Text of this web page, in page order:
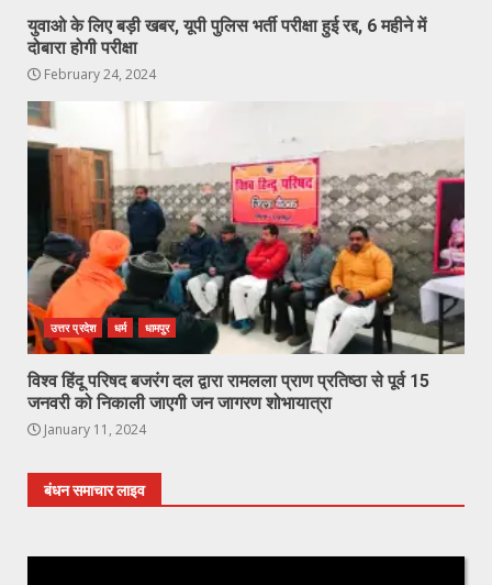
युवाओ के लिए बड़ी खबर, यूपी पुलिस भर्ती परीक्षा हुई रद्द, 6 महीने में
दोबारा होगी परीक्षा
February 24, 2024
उत्तर प्रदेश धर्म धामपुर
विश्व हिंदू परिषद बजरंग दल द्वारा रामलला प्राण प्रतिष्ठा से पूर्व 15
जनवरी को निकाली जाएगी जन जागरण शोभायात्रा
January 11, 2024
बंधन समाचार लाइव